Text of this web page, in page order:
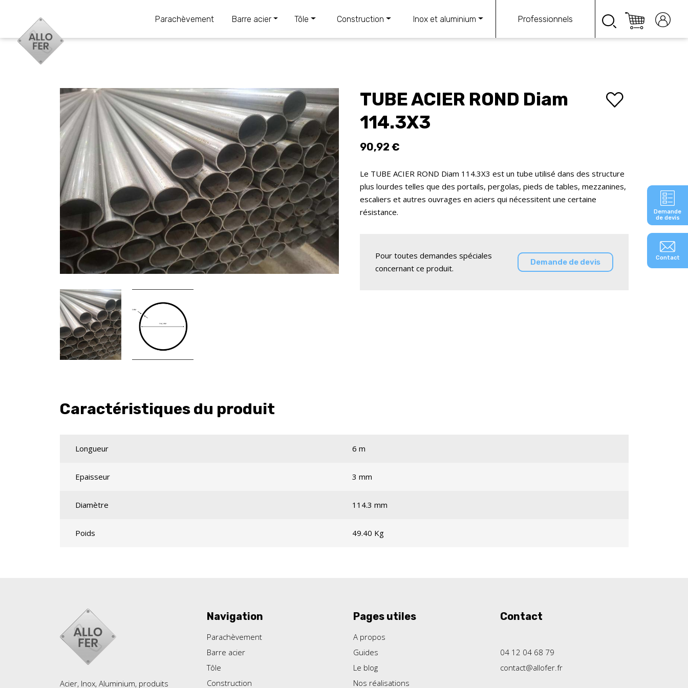
Parachèvement Barre acier Tôle Construction Inox et aluminium Professionnels
Demande
de devis
Contact
TUBE ACIER ROND Diam
114.3X3
90,92 €
Le TUBE ACIER ROND Diam 114.3X3 est un tube utilisé dans des structure
plus lourdes telles que des portails, pergolas, pieds de tables, mezzanines,
escaliers et autres ouvrages en aciers qui nécessitent une certaine
résistance.
Pour toutes demandes spéciales
concernant ce produit.
Demande de devis
Caractéristiques du produit
Longueur 6 m
Epaisseur 3 mm
Diamètre 114.3 mm
Poids 49.40 Kg
Acier, Inox, Aluminium, produits
Navigation
Parachèvement
Barre acier
Tôle
Construction
Pages utiles
A propos
Guides
Le blog
Nos réalisations
Contact
04 12 04 68 79
contact@allofer.fr